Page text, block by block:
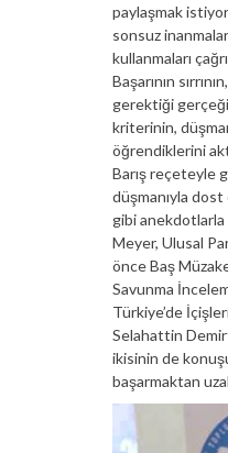
paylaşmak
sonsuz
kullanmaları
Başarının
gerektiği
kriterinin,
öğrendiklerini
Barış reçeteyle
düşmanıyla
gibi anekdotlarla
Meyer, Ulusal
önce Baş
Savunma
Türkiye’de
Selahattin
ikisinin de
başarmaktan